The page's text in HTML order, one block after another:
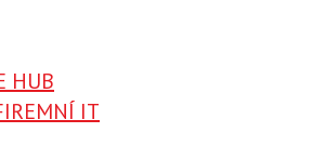
HUB
IT